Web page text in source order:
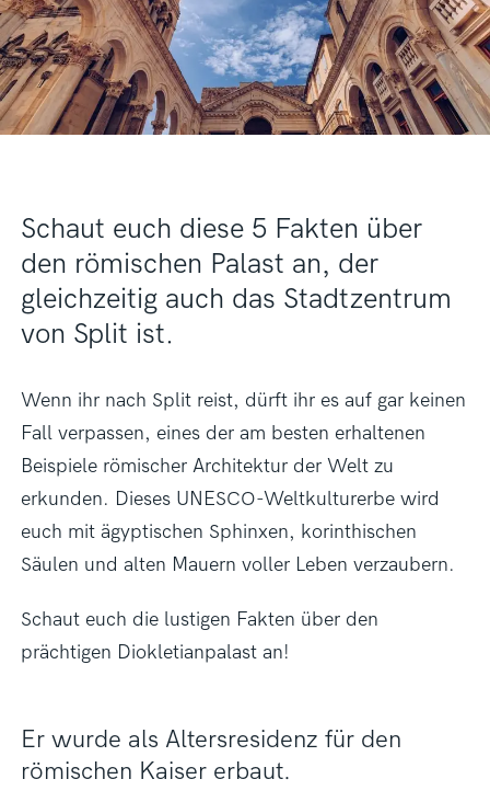
Schaut euch diese 5 Fakten über
den römischen Palast an, der
gleichzeitig auch das Stadtzentrum
von Split ist.
Wenn ihr nach Split reist, dürft ihr es auf gar keinen
Fall verpassen, eines der am besten erhaltenen
Beispiele römischer Architektur der Welt zu
erkunden. Dieses UNESCO-Weltkulturerbe wird
euch mit ägyptischen Sphinxen, korinthischen
Säulen und alten Mauern voller Leben verzaubern.
Schaut euch die lustigen Fakten über den
prächtigen Diokletianpalast an!
Er wurde als Altersresidenz für den
römischen Kaiser erbaut.